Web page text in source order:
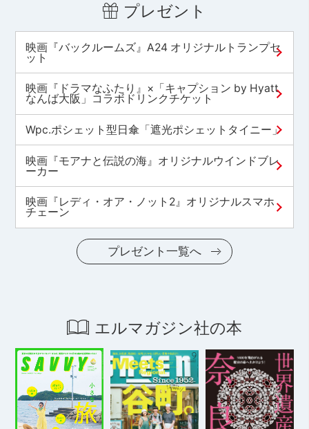
プレゼント
映画『バックルームズ』A24 オリジナルトランプセ
ット
映画『ドラマなふたり』×「キャプション by Hyatt
なんば大阪」コラボドリンクチケット
Wpc.ポシェット型日傘「遮光ポシェットタイニー」
映画『モアナと伝説の海』オリジナルウインドブレ
ーカー
映画『レディ・オア・ノット2』オリジナルスマホ
チェーン
プレゼント一覧へ
エルマガジン社の本